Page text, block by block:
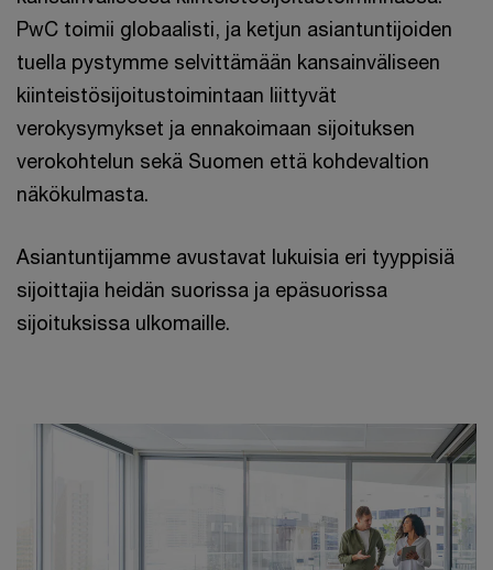
PwC toimii globaalisti, ja ketjun asiantuntijoiden
tuella pystymme selvittämään kansainväliseen
kiinteistösijoitustoimintaan liittyvät
verokysymykset ja ennakoimaan sijoituksen
verokohtelun sekä Suomen että kohdevaltion
näkökulmasta.
Asiantuntijamme avustavat lukuisia eri tyyppisiä
sijoittajia heidän suorissa ja epäsuorissa
sijoituksissa ulkomaille.